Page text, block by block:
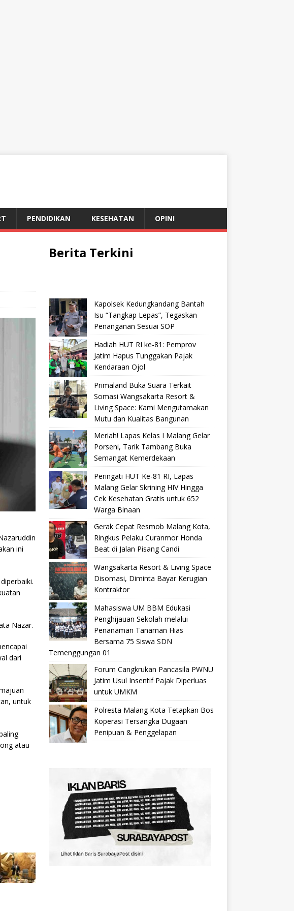
PENDIDIKAN KESEHATAN OPINI
ini
Nazar.
dari
untuk
atau
Berita Terkini
Kapolsek Kedungkandang Bantah
Isu “Tangkap Lepas”, Tegaskan
Penanganan Sesuai SOP
Hadiah HUT RI ke-81: Pemprov
Jatim Hapus Tunggakan Pajak
Kendaraan Ojol
Primaland Buka Suara Terkait
Somasi Wangsakarta Resort &
Living Space: Kami Mengutamakan
Mutu dan Kualitas Bangunan
Meriah! Lapas Kelas I Malang Gelar
Porseni, Tarik Tambang Buka
Semangat Kemerdekaan
Peringati HUT Ke-81 RI, Lapas
Malang Gelar Skrining HIV Hingga
Cek Kesehatan Gratis untuk 652
Warga Binaan
Gerak Cepat Resmob Malang Kota,
Ringkus Pelaku Curanmor Honda
Beat di Jalan Pisang Candi
Wangsakarta Resort & Living Space
Disomasi, Diminta Bayar Kerugian
Kontraktor
Mahasiswa UM BBM Edukasi
Penghijauan Sekolah melalui
Penanaman Tanaman Hias
Bersama 75 Siswa SDN
Temenggungan 01
Forum Cangkrukan Pancasila PWNU
Jatim Usul Insentif Pajak Diperluas
untuk UMKM
Polresta Malang Kota Tetapkan Bos
Koperasi Tersangka Dugaan
Penipuan & Penggelapan